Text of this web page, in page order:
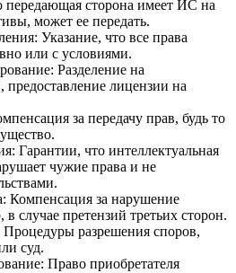
передающая сторона имеет ИС на
может ее передать.
Указание, что все права
или с условиями.
Разделение на
предоставление лицензии на
за передачу прав, будь то
Гарантии, что интеллектуальная
чужие права и не
Компенсация за нарушение
случае претензий третьих сторон.
разрешения споров,
суд.
Право приобретателя